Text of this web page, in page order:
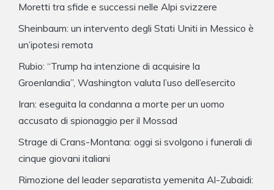
Moretti tra sfide e successi nelle Alpi svizzere
Sheinbaum: un intervento degli Stati Uniti in Messico è
un’ipotesi remota
Rubio: “Trump ha intenzione di acquisire la
Groenlandia”, Washington valuta l’uso dell’esercito
Iran: eseguita la condanna a morte per un uomo
accusato di spionaggio per il Mossad
Strage di Crans-Montana: oggi si svolgono i funerali di
cinque giovani italiani
Rimozione del leader separatista yemenita Al-Zubaidi: